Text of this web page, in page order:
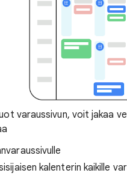
varaussivun, voit jakaa
kalenterin kaikille